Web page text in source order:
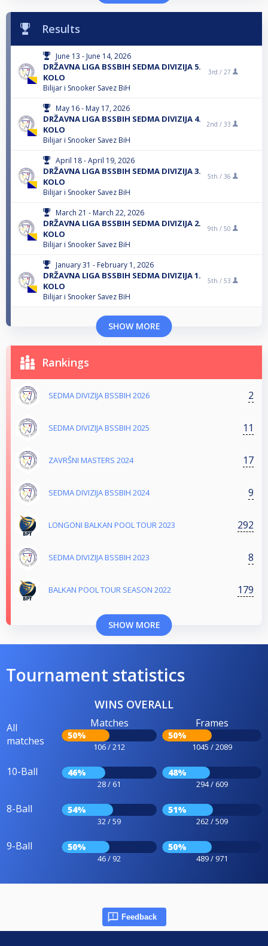
Results
June 13 - June 14, 2026
DRŽAVNA LIGA BSSBIH SEDMA DIVIZIJA 5.
KOLO
Bilijar i Snooker Savez BiH
3rd / 27
May 16 - May 17, 2026
DRŽAVNA LIGA BSSBIH SEDMA DIVIZIJA 4.
KOLO
Bilijar i Snooker Savez BiH
2nd / 33
April 18 - April 19, 2026
DRŽAVNA LIGA BSSBIH SEDMA DIVIZIJA 3.
KOLO
Bilijar i Snooker Savez BiH
5th / 36
March 21 - March 22, 2026
DRŽAVNA LIGA BSSBIH SEDMA DIVIZIJA 2.
KOLO
Bilijar i Snooker Savez BiH
9th / 50
January 31 - February 1, 2026
DRŽAVNA LIGA BSSBIH SEDMA DIVIZIJA 1.
KOLO
Bilijar i Snooker Savez BiH
5th / 53
SHOW MORE
Rankings
SEDMA DIVIZIJA BSSBIH 2026 2
SEDMA DIVIZIJA BSSBIH 2025 11
ZAVRŠNI MASTERS 2024 17
SEDMA DIVIZIJA BSSBIH 2024 9
LONGONI BALKAN POOL TOUR 2023 292
SEDMA DIVIZIJA BSSBIH 2023 8
BALKAN POOL TOUR SEASON 2022 179
SHOW MORE
Tournament statistics
WINS OVERALL
All
matches
Matches
50%
106 / 212
Frames
50%
1045 / 2089
10-Ball 46%
28 / 61
48%
294 / 609
8-Ball 54%
32 / 59
51%
262 / 509
9-Ball 50%
46 / 92
50%
489 / 971
Feedback